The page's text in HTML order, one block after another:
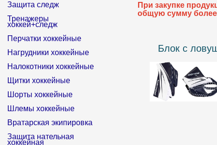
Защита следж
Тренажеры
хоккей+следж
Перчатки хоккейные
Нагрудники хоккейные
Налокотники хоккейные
Щитки хоккейные
Шорты хоккейные
Шлемы хоккейные
Вратарская экипировка
Защита нательная
хоккейная
При закупке
общую сумму более
Блок с